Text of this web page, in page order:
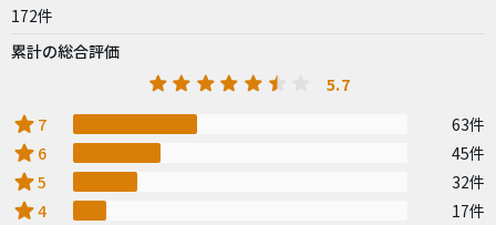
172件
累計の総合評価
5.7
star 7 63件
star 6 45件
star5 32件
star4 17件